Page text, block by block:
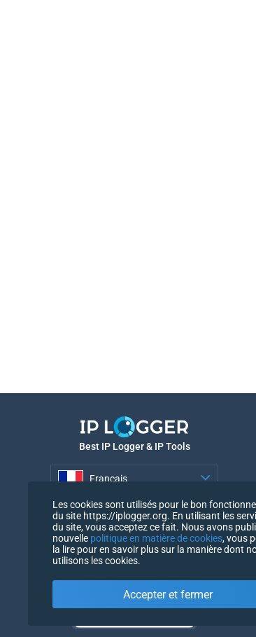
Best IP Logger & IP Tools
Français
Français
Les cookies sont utilisés pour le bon
du site https://iplogger.org. En utilisant les
du site, vous acceptez ce fait. Nous avons
nouvelle politique en matière de cookies, vous
la lire pour en savoir plus sur la manière dont
utilisons les cookies.
Accepter et fermer